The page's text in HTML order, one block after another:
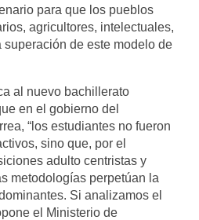
para que los pueblos
agricultores, intelectuales,
superación de este modelo de
al nuevo bachillerato
en el gobierno del
“los estudiantes no fueron
sino que, por el
adulto centristas y
metodologías perpetúan la
Si analizamos el
el Ministerio de